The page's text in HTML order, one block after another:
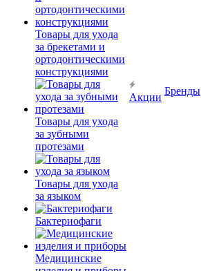
Товары для ухода
за брекетами и
ортодонтическими
конструкциями
Товары для ухода
за зубными
протезами
Товары для ухода
за языком
Бактериофаги
Медицинские
Акции
Бренды